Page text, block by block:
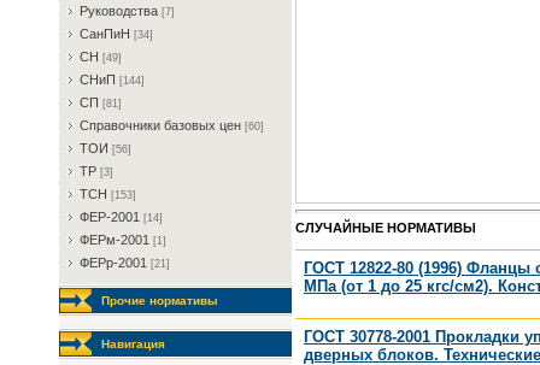
Pукoвoдcтвa [7]
CaнПиH [34]
CH [49]
CHиП [144]
CП [81]
Cпpaвoчники бaзoвыx цeн [60]
TOИ [56]
TP [3]
TCH [153]
ФEP-2001 [14]
ФEPм-2001 [1]
ФEPp-2001 [21]
Прочие нормативы
Навигация
СЛУЧАЙНЫЕ НОРМАТИВЫ
ГОСТ 12822-80 (1996) Фланцы
МПа (от 1 до 25 кгс/см2).
ГОСТ 30778-2001 Прокладки
дверных блоков.